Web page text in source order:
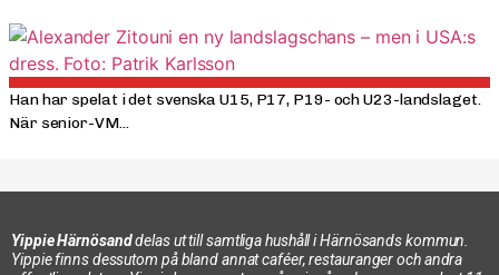
Han har spelat i det svenska U15, P17, P19- och U23-landslaget.
När senior-VM...
Yippie Härnösanddelas ut till samtliga hushåll i Härnösands kommun.
Yippie finns dessutom på bland annat caféer, restauranger och andra